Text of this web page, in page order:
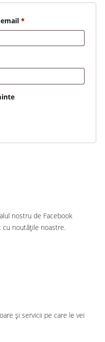
*
nostru de Facebook
noutățile noastre.
și servicii pe care le vei